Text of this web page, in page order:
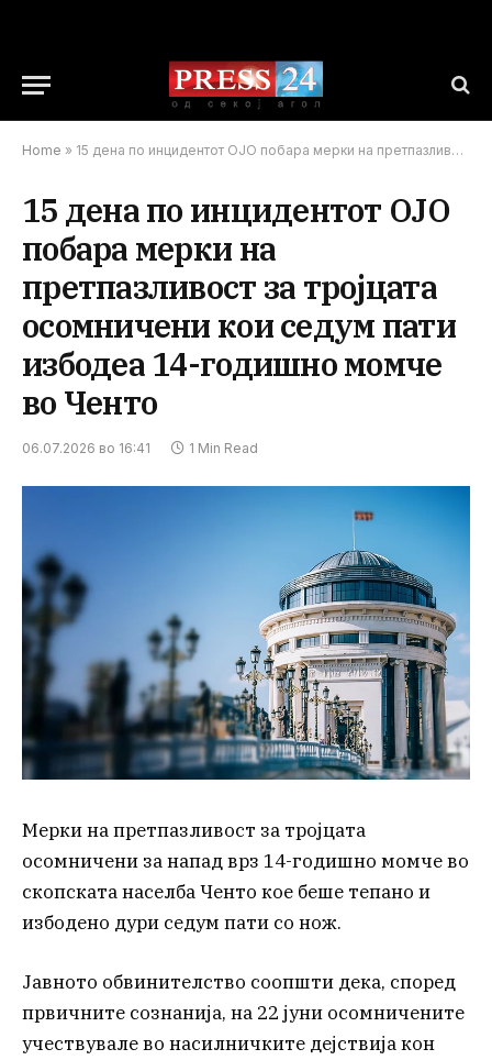
Home » 15 дена по инцидентот ОЈО побара мерки на претпазливост за тројцата осомничени кои седум пати избодеа 14-годишно момче во Ченто
15 дена по инцидентот ОЈО
побара мерки на
претпазливост за тројцата
осомничени кои седум пати
избодеа 14-годишно момче
во Ченто
06.07.2026 во 16:41 1 Min Read
Мерки на претпазливост за тројцата
осомничени за напад врз 14-годишно момче во
скопската населба Ченто кое беше тепано и
избодено дури седум пати со нож.
Јавното обвинителство соопшти дека, според
првичните сознанија, на 22 јуни осомничените
учествувале во насилничките дејствија кон